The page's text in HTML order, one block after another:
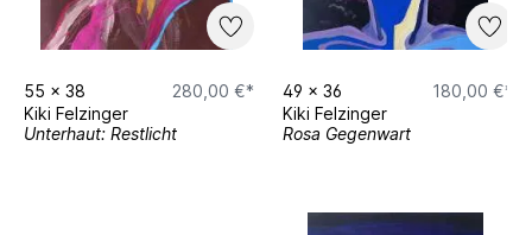
55 x 38
280,00 €*
Kiki Felzinger
Unterhaut: Restlicht
49 x 36
180,00 €*
Kiki Felzinger
Rosa Gegenwart